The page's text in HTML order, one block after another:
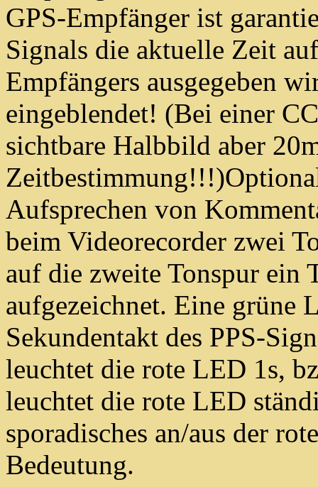
GPS-Empfänger ist
Signals die aktuelle Zeit
Empfängers ausgegeben
eingeblendet! (Bei einer
sichtbare Halbbild aber
Aufsprechen von
beim Videorecorder zwei
auf die zweite Tonspur ein
aufgezeichnet. Eine
Sekundentakt des PPS-
leuchtet die rote LED 1s,
leuchtet die rote LED
sporadisches an/aus der
Bedeutung.